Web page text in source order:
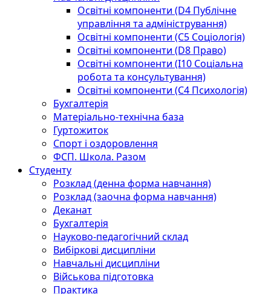
Освітні компоненти (D4 Публічне
управління та адміністрування)
Освітні компоненти (С5 Соціологія)
Освітні компоненти (D8 Право)
Освітні компоненти (I10 Соціальна
робота та консультування)
Освітні компоненти (С4 Психологія)
Бухгалтерія
Матеріально-технічна база
Гуртожиток
Спорт і оздоровлення
ФСП. Школа. Разом
Студенту
Розклад (денна форма навчання)
Розклад (заочна форма навчання)
Деканат
Бухгалтерія
Науково-педагогічний склад
Вибіркові дисципліни
Навчальні дисципліни
Військова підготовка
Практика